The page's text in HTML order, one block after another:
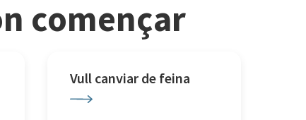
començar
Vull canviar de feina